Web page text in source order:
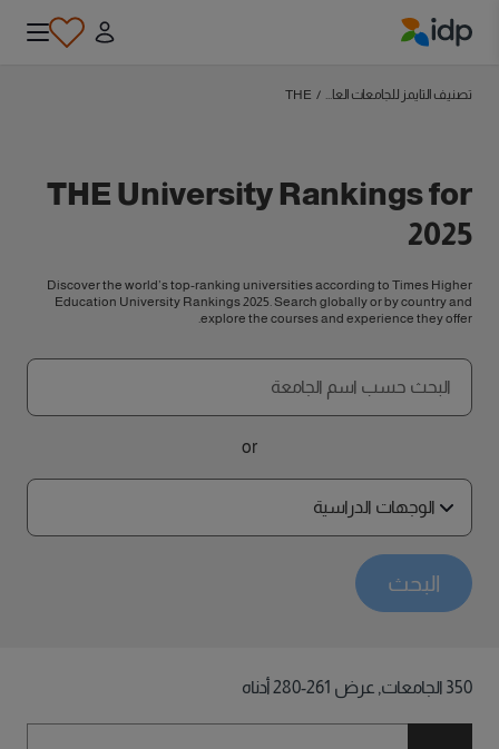
تصنيف التايمز للجامعات العا... /
THE
THE University Rankings for
2025
Discover the world’s top-ranking universities according to Times Higher
Education University Rankings 2025. Search globally or by country and
explore the courses and experience they offer.
الجامعة
البحث حسب اسم الجامعة
or
وجهة
الوجهات الدراسية
البحث
350 الجامعات عرض 261-280 أدناه